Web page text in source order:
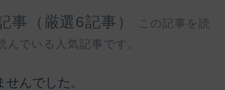
事（厳選6記事）
この記事を読
んでいる人気記事です。
んでした。